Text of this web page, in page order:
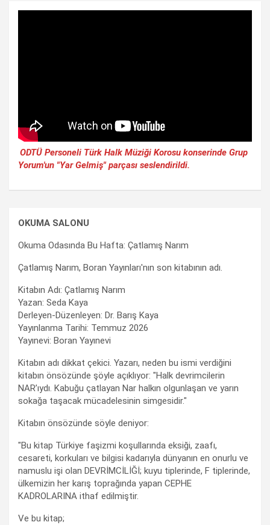
ODTÜ Personeli Türk Halk Müziği Korosu konserinde Grup
Yorum'un "Yar Gelmiş" parçası seslendirildi.
OKUMA SALONU
Okuma Odasında Bu Hafta: Çatlamış Narım
Çatlamış Narım, Boran Yayınları'nın son kitabının adı.
Kitabın Adı: Çatlamış Narım
Yazan: Seda Kaya
Derleyen-Düzenleyen: Dr. Barış Kaya
Yayınlanma Tarihi: Temmuz 2026
Yayınevi: Boran Yayınevi
Kitabın adı dikkat çekici. Yazarı, neden bu ismi verdiğini
kitabın önsözünde şöyle açıklıyor: "Halk devrimcilerin
NAR’ıydı. Kabuğu çatlayan Nar halkın olgunlaşan ve yarın
sokağa taşacak mücadelesinin simgesidir."
Kitabın önsözünde söyle deniyor:
"Bu kitap Türkiye faşizmi koşullarında eksiği, zaafı,
cesareti, korkuları ve bilgisi kadarıyla dünyanın en onurlu ve
namuslu işi olan DEVRİMCİLİĞİ; kuyu tiplerinde, F tiplerinde,
ülkemizin her karış toprağında yapan CEPHE
KADROLARINA ithaf edilmiştir.
Ve bu kitap;